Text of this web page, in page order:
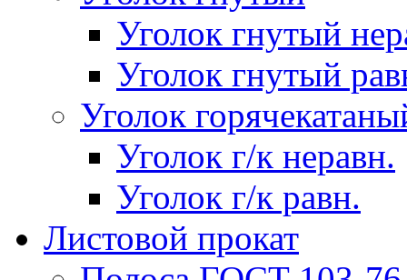
Уголок гнутый
Уголок гнутый
Уголок
Уголок г/к неравн.
Уголок г/к равн.
Листовой прокат